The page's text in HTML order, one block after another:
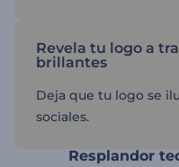
Revela tu logo a
brillantes
Deja que tu logo se
sociales.
Resplandor